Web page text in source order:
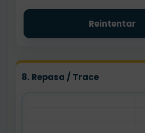
Reintentar
8. Repasa / Trace